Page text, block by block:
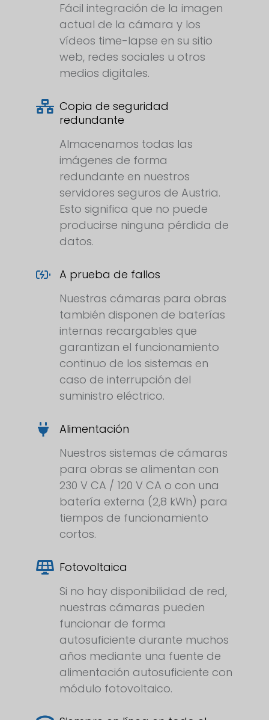
Fácil integración de la imagen
actual de la cámara y los
vídeos time-lapse en su sitio
web, redes sociales u otros
medios digitales.
Copia de seguridad
redundante
Almacenamos todas las
imágenes de forma
redundante en nuestros
servidores seguros de Austria.
Esto significa que no puede
producirse ninguna pérdida de
datos.
A prueba de fallos
Nuestras cámaras para obras
también disponen de baterías
internas recargables que
garantizan el funcionamiento
continuo de los sistemas en
caso de interrupción del
suministro eléctrico.
Alimentación
Nuestros sistemas de cámaras
para obras se alimentan con
230 V CA / 120 V CA o con una
batería externa (2,8 kWh) para
tiempos de funcionamiento
cortos.
Fotovoltaica
Si no hay disponibilidad de red,
nuestras cámaras pueden
funcionar de forma
autosuficiente durante muchos
años mediante una fuente de
alimentación autosuficiente con
módulo fotovoltaico.